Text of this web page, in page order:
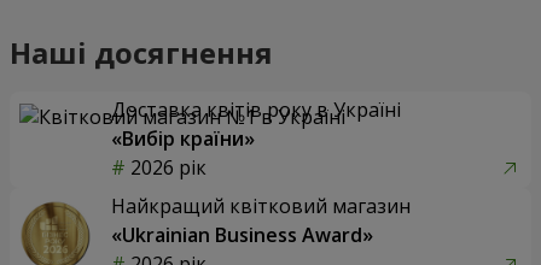
Наші досягнення
Доставка квітів року в Україні
«Вибір країни»
2026 рік
Найкращий квітковий магазин
«Ukrainian Business Award»